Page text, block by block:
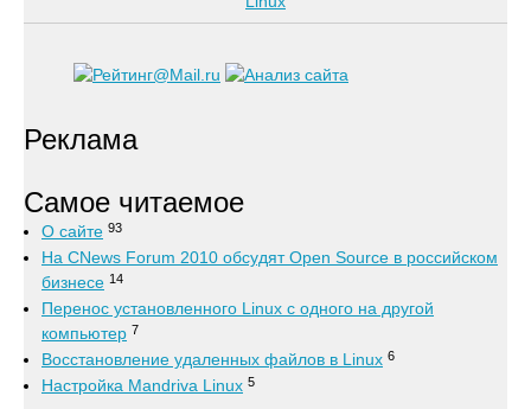
Реклама
Самое читаемое
О сайте 93
На CNews Forum 2010 обсудят Open Source в российском
бизнесе 14
Перенос установленного Linux с одного на другой
компьютер 7
Восстановление удаленных файлов в Linux 6
Настройка Mandriva Linux 5